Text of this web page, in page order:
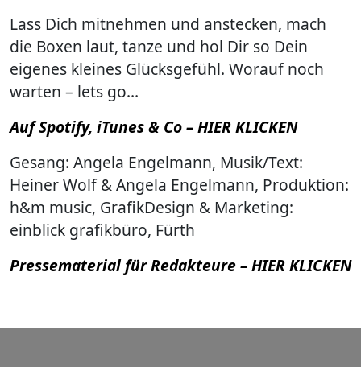
Lass Dich mitnehmen und anstecken, mach
die Boxen laut, tanze und hol Dir so Dein
eigenes kleines Glücksgefühl. Worauf noch
warten – lets go…
Auf Spotify, iTunes & Co – HIER KLICKEN
Gesang: Angela Engelmann, Musik/Text:
Heiner Wolf & Angela Engelmann, Produktion:
h&m music, GrafikDesign & Marketing:
einblick grafikbüro, Fürth
Pressematerial für Redakteure – HIER KLICKEN